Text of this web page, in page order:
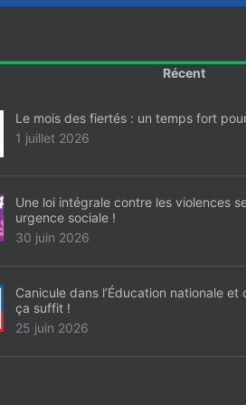
Récent
Le mois des fiertés : un temps fort
1 juillet 2026
Une loi intégrale contre les violences
urgence sociale !
30 juin 2026
Canicule dans l’Éducation nationale
ça suffit !
25 juin 2026